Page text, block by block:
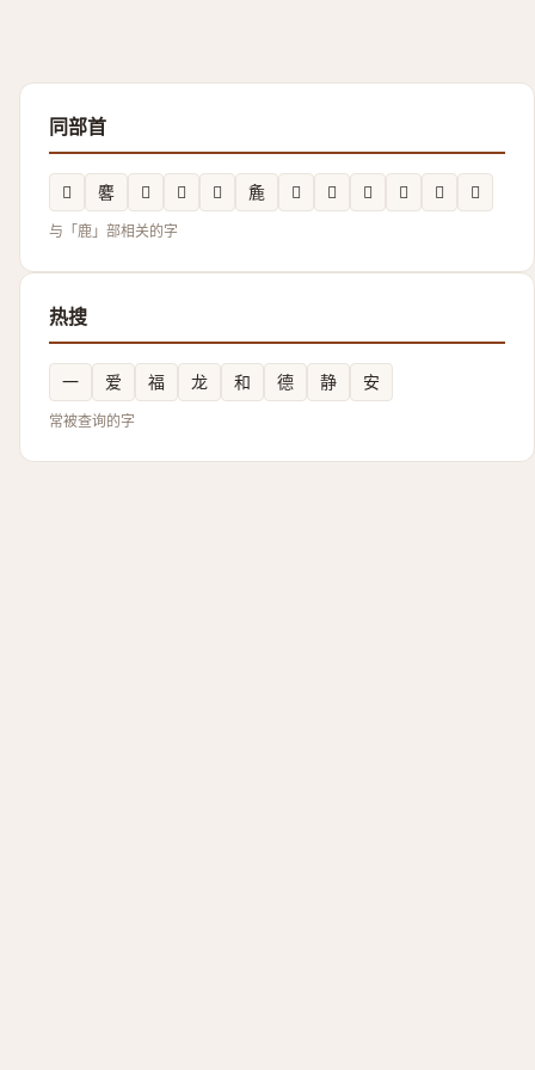
同部首
𪊒 𪊲 𪊸 𳐾 𳐱 麁 𪋦 𪋭 𪋙 𪊼 𳐮 𮭸
与「鹿」部相关的字
热搜
一 爱 福 龙 和 德 静 安
常被查询的字